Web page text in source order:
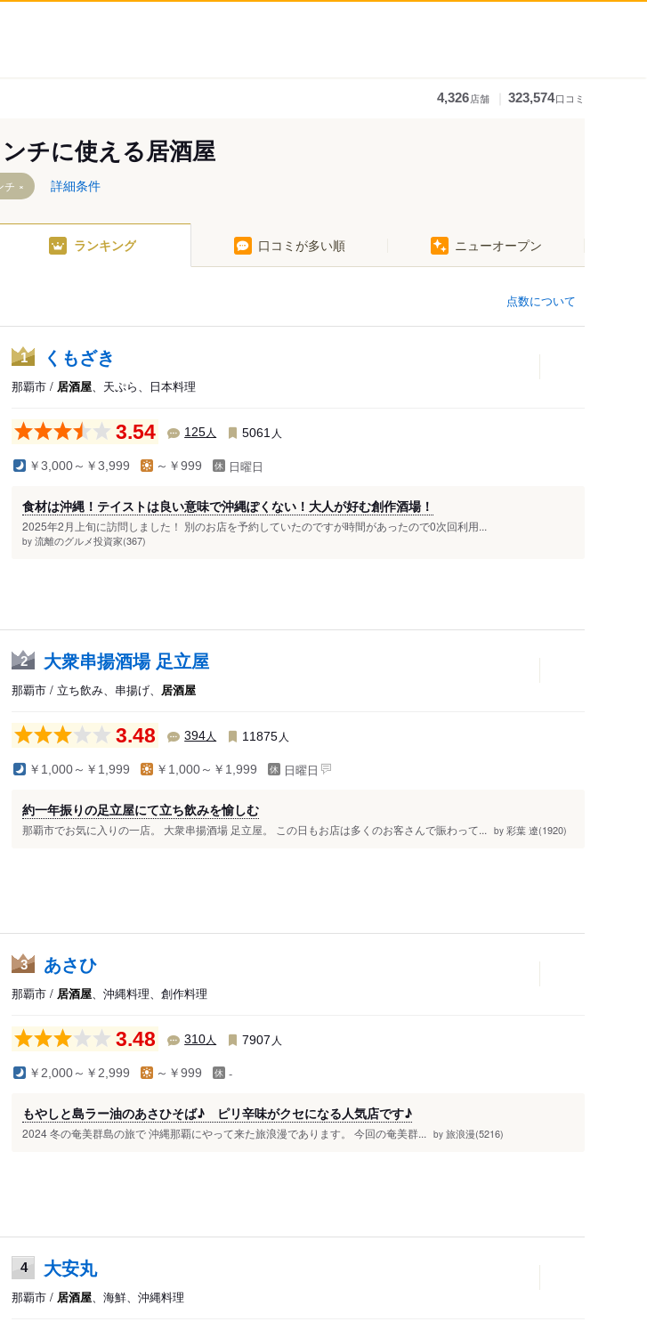
4,326店舗 323,574口コミ
チに使える居酒屋
チ 詳細条件
ランキング 口コミが多い順 ニューオープン
点数について
1 くもざき
那覇市 / 居酒屋、天ぷら、日本料理
3.54 125人 5061 人
￥3,000～￥3,999 ～￥999 日曜日
食材は沖縄！テイストは良い意味で沖縄ぽくない！大人が好む創作酒場！
2025年2月上旬に訪問しました！ 別のお店を予約していたのですが時間があったので0次回利用...
by 流離のグルメ投資家(367)
2 大衆串揚酒場 足立屋
那覇市 / 立ち飲み、串揚げ、 居酒屋
3.48 394人 11875 人
￥1,000～￥1,999 ￥1,000～￥1,999 日曜日
約一年振りの足立屋にて立ち飲みを愉しむ
那覇市でお気に入りの一店。 大衆串揚酒場 足立屋。 この日もお店は多くのお客さんで賑わって... by 彩葉 遼(1920)
3 あさひ
那覇市 / 居酒屋、沖縄料理、創作料理
3.48 310人 7907 人
￥2,000～￥2,999 ～￥999 -
もやしと島ラー油のあさひそば♪ ピリ辛味がクセになる人気店です♪
2024 冬の奄美群島の旅で 沖縄那覇にやって来た旅浪漫であります。 今回の奄美群... by 旅浪漫(5216)
4 大安丸
那覇市 / 居酒屋、海鮮、沖縄料理